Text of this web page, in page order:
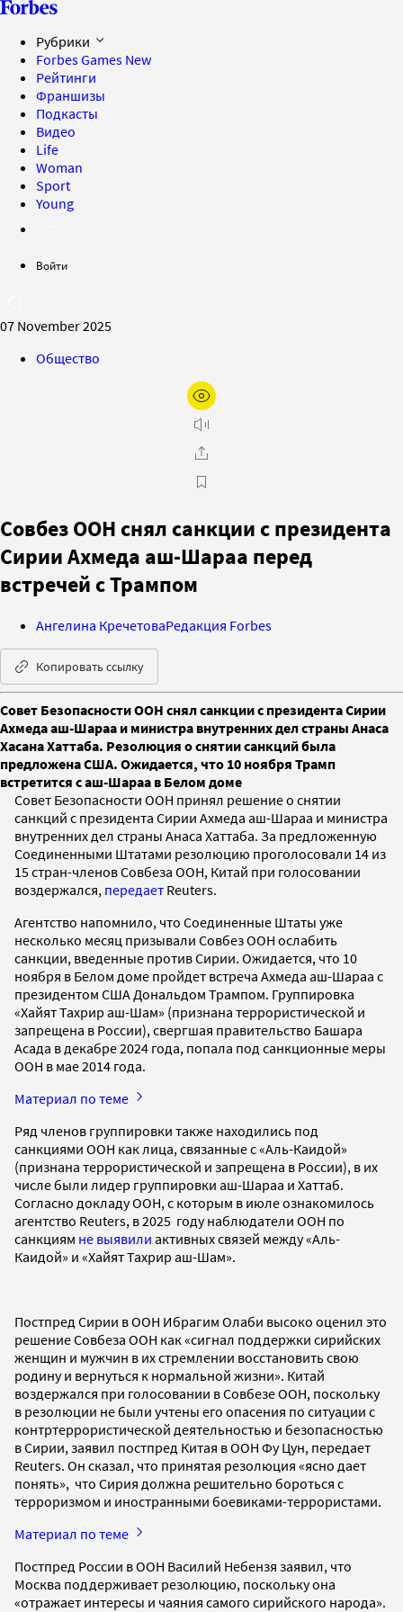
Рубрики
Forbes Games New
Рейтинги
Франшизы
Подкасты
Видео
Life
Woman
Sport
Young
Войти
07 November 2025
Общество
Совбез ООН снял санкции с президента
Сирии Ахмеда аш-Шараа перед
встречей с Трампом
Ангелина КречетоваРедакция Forbes
Копировать ссылку
Совет Безопасности ООН снял санкции с президента Сирии
Ахмеда аш-Шараа и министра внутренних дел страны Анаса
Хасана Хаттаба. Резолюция о снятии санкций была
предложена США. Ожидается, что 10 ноября Трамп
встретится с аш-Шараа в Белом доме
Совет Безопасности ООН принял решение о снятии
санкций с президента Сирии Ахмеда аш-Шараа и министра
внутренних дел страны Анаса Хаттаба. За предложенную
Соединенными Штатами резолюцию проголосовали 14 из
15 стран-членов Совбеза ООН, Китай при голосовании
воздержался, передает Reuters.
Агентство напомнило, что Соединенные Штаты уже
несколько месяц призывали Совбез ООН ослабить
санкции, введенные против Сирии. Ожидается, что 10
ноября в Белом доме пройдет встреча Ахмеда аш-Шараа с
президентом США Дональдом Трампом. Группировка
«Хайят Тахрир аш-Шам» (признана террористической и
запрещена в России), свергшая правительство Башара
Асада в декабре 2024 года, попала под санкционные меры
ООН в мае 2014 года.
Материал по теме
Ряд членов группировки также находились под
санкциями ООН как лица, связанные с «Аль-Каидой»
(признана террористической и запрещена в России), в их
числе были лидер группировки аш-Шараа и Хаттаб.
Согласно докладу ООН, с которым в июле ознакомилось
агентство Reuters, в 2025 году наблюдатели ООН по
санкциям не выявили активных связей между «Аль-
Каидой» и «Хайят Тахрир аш-Шам».
Постпред Сирии в ООН Ибрагим Олаби высоко оценил это
решение Совбеза ООН как «сигнал поддержки сирийских
женщин и мужчин в их стремлении восстановить свою
родину и вернуться к нормальной жизни». Китай
воздержался при голосовании в Совбезе ООН, поскольку
в резолюции не были учтены его опасения по ситуации с
контртеррористической деятельностью и безопасностью
в Сирии, заявил постпред Китая в ООН Фу Цун, передает
Reuters. Он сказал, что принятая резолюция «ясно дает
понять», что Сирия должна решительно бороться с
терроризмом и иностранными боевиками-террористами.
Материал по теме
Постпред России в ООН Василий Небензя заявил, что
Москва поддерживает резолюцию, поскольку она
«отражает интересы и чаяния самого сирийского народа».